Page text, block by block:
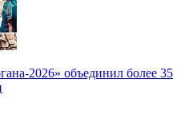
2026» объединил более 35